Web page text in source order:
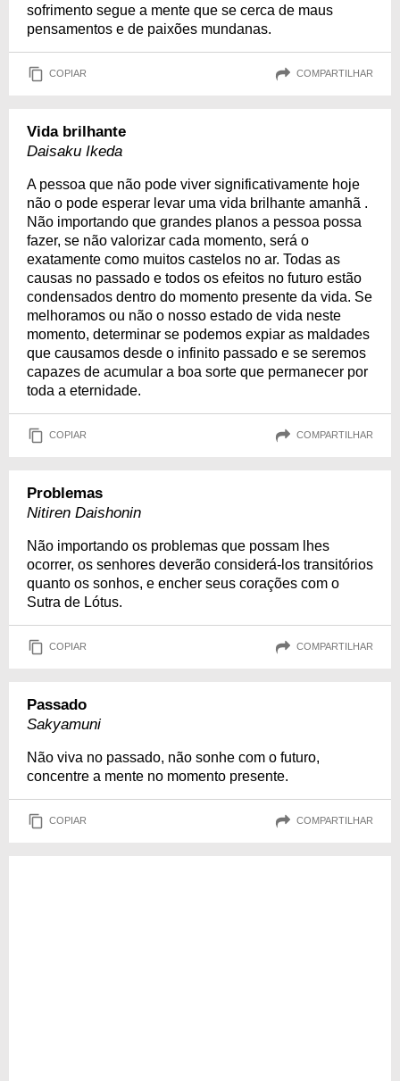
sofrimento segue a mente que se cerca de maus
pensamentos e de paixões mundanas.
COPIAR COMPARTILHAR
Vida brilhante
Daisaku Ikeda
A pessoa que não pode viver significativamente hoje
não o pode esperar levar uma vida brilhante amanhã .
Não importando que grandes planos a pessoa possa
fazer, se não valorizar cada momento, será o
exatamente como muitos castelos no ar. Todas as
causas no passado e todos os efeitos no futuro estão
condensados dentro do momento presente da vida. Se
melhoramos ou não o nosso estado de vida neste
momento, determinar se podemos expiar as maldades
que causamos desde o infinito passado e se seremos
capazes de acumular a boa sorte que permanecer por
toda a eternidade.
COPIAR COMPARTILHAR
Problemas
Nitiren Daishonin
Não importando os problemas que possam lhes
ocorrer, os senhores deverão considerá-los transitórios
quanto os sonhos, e encher seus corações com o
Sutra de Lótus.
COPIAR COMPARTILHAR
Passado
Sakyamuni
Não viva no passado, não sonhe com o futuro,
concentre a mente no momento presente.
COPIAR COMPARTILHAR